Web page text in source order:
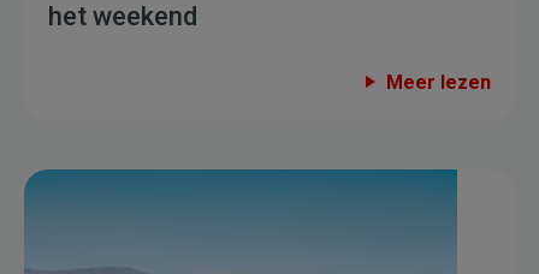
het weekend
Meer lezen